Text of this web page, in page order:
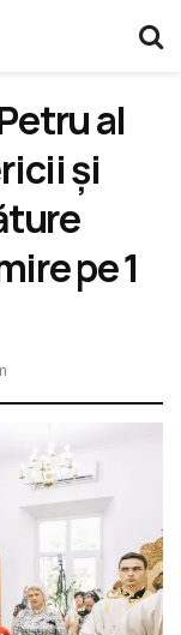
al
și
pe 1